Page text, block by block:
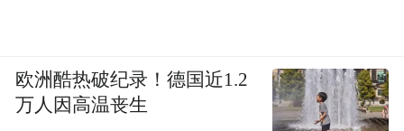
欧洲酷热破纪录！德国近1.2
万人因高温丧生